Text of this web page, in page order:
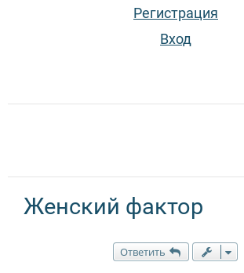
Регистрация
Вход
Женский фактор
Ответить